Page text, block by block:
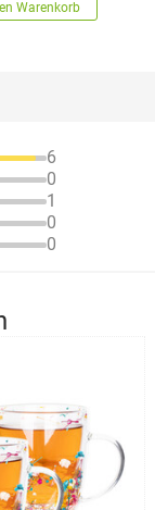
Warenkorb
6
0
1
0
0